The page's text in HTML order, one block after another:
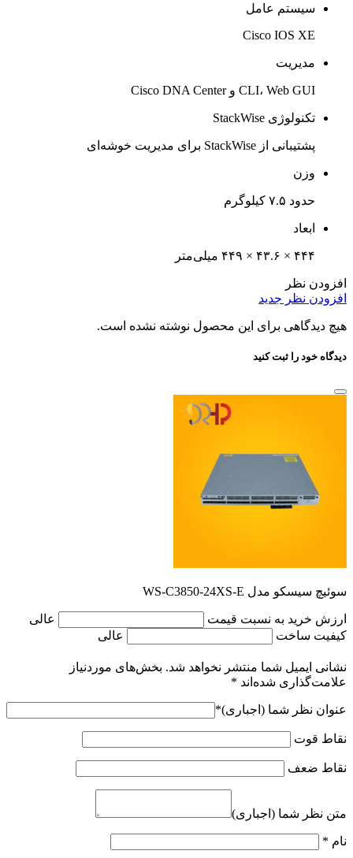
سیستم عامل
Cisco IOS XE
مدیریت
CLI، Web GUI و Cisco DNA Center
تکنولوژی StackWise
پشتیبانی از StackWise برای مدیریت خوشه‌ای
وزن
حدود ۷.۵ کیلوگرم
ابعاد
۴۴۴ × ۴۳.۶ × ۴۴۹ میلی‌متر
افزودن نظر
افزودن نظر جدید
هیچ دیدگاهی برای این محصول نوشته نشده است.
دیدگاه خود را ثبت کنید
سوئیچ سیسکو مدل WS-C3850-24XS-E
ارزش خرید به نسبت قیمت
عالی
کیفیت ساخت
عالی
نشانی ایمیل شما منتشر نخواهد شد. بخش‌های موردنیاز
علامت‌گذاری شده‌اند *
عنوان نظر شما (اجباری)*
نقاط قوت
نقاط ضعف
متن نظر شما (اجباری)
نام *